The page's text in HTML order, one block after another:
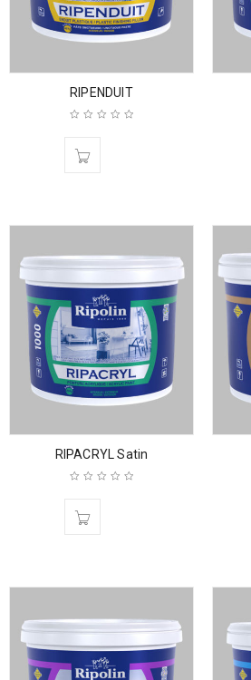
RIPENDUIT
RIPACRYL Satin